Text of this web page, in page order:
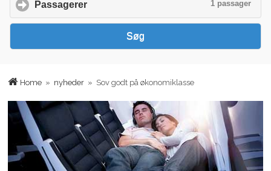
Home » nyheder » Sov godt på økonomiklasse